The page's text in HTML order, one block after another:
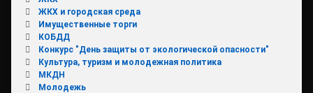
ЖКХ и городская среда
Имущественные торги
КОБДД
Конкурс "День защиты от экологической опасности"
Культура, туризм и молодежная политика
МКДН
Молодежь